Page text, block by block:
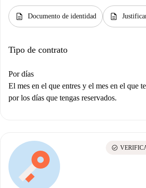
description Documento de identidad description
Tipo de contrato
Por días
El mes en el que entres y el mes en el que
por los días que tengas reservados.
check_circle